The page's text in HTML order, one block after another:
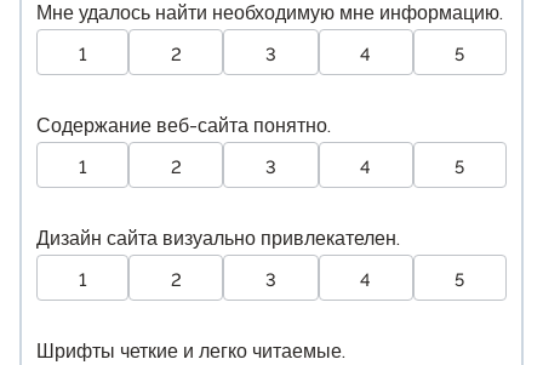
Мне удалось найти необходимую мне информацию.
1 2 3 4 5
Содержание веб-сайта понятно.
1 2 3 4 5
Дизайн сайта визуально привлекателен.
1 2 3 4 5
Шрифты четкие и легко читаемые.